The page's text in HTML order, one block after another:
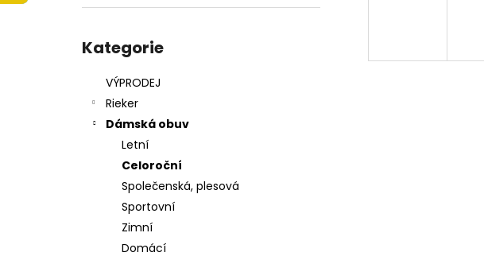
kategorie
Kategorie
VÝPRODEJ
Rieker
Dámská obuv
Letní
Celoroční
Společenská, plesová
Sportovní
Zimní
Domácí
699 Kč